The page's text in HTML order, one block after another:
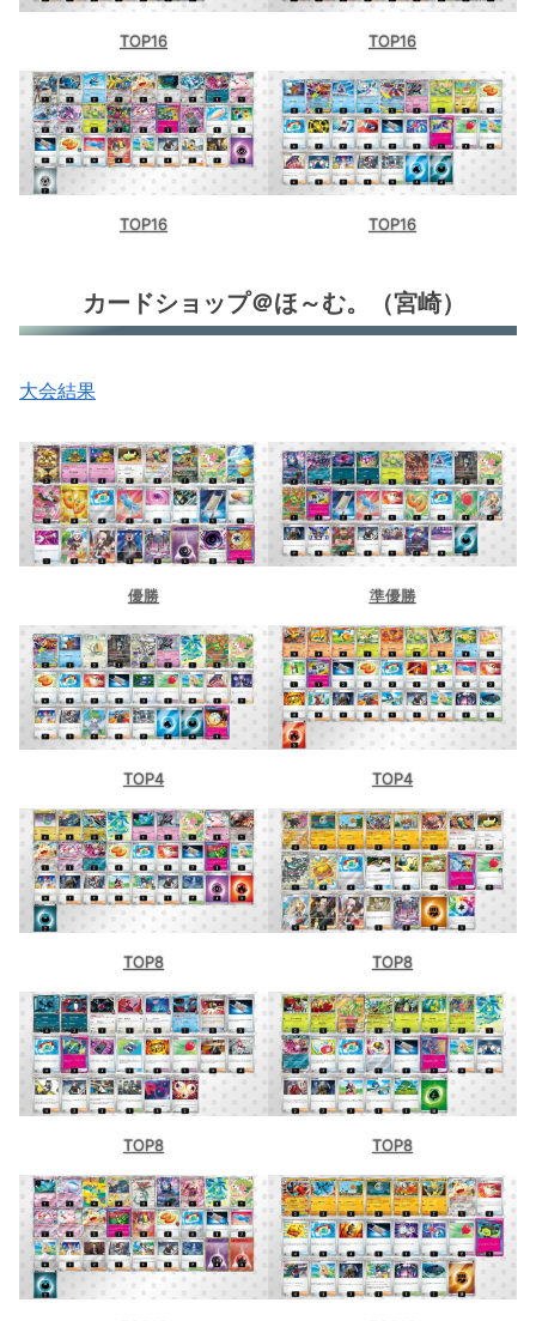
TOP16 TOP16
TOP16 TOP16
カードショップ＠ほ～む。（宮崎）
大会結果
優勝 準優勝
TOP4 TOP4
TOP8 TOP8
TOP8 TOP8